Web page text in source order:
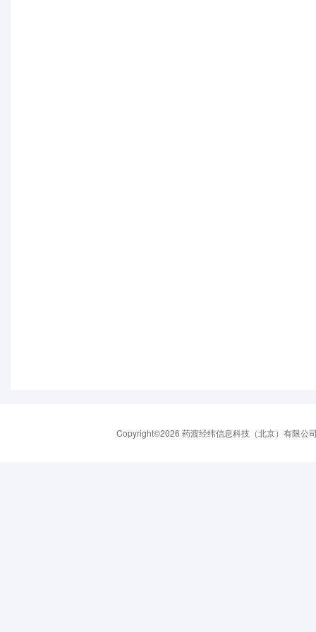
Copyright©2026 药渡经纬信息科技（北京）有限公